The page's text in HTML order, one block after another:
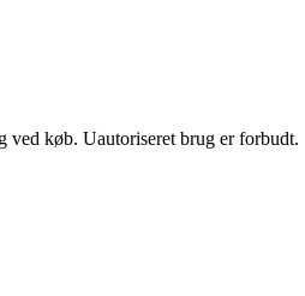
ved køb. Uautoriseret brug er forbudt.